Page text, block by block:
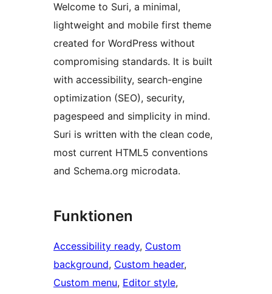
Welcome to Suri, a minimal,
lightweight and mobile first theme
created for WordPress without
compromising standards. It is built
with accessibility, search-engine
optimization (SEO), security,
pagespeed and simplicity in mind.
Suri is written with the clean code,
most current HTML5 conventions
and Schema.org microdata.
Funktionen
Accessibility ready, Custom
background, Custom header
Custom menu, Editor style